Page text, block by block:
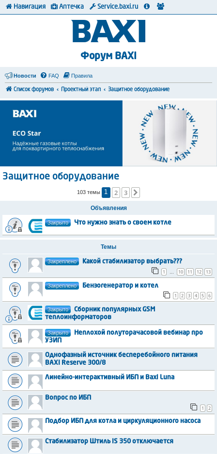
Форум BAXI
Новости FAQ Правила
Список форумов Проектный этап Защитное оборудование
Защитное оборудование
103 темы 1 2 3
Объявления
Закрыто Что нужно знать о своем котле
Темы
Закреплено
Какой стабилизатор выбрать???
1
… 10 11 12 13
Закреплено
Бензогенератор и котел
1
2 3 4 5 6
Закрыто
Сборник популярных GSM
теплоинформаторов
Закрыто
Неплохой полуторачасовой вебинар про
УЗИП
Однофазный источник бесперебойного питания
BAXI Reserve 300/8
Линейно-интерактивный ИБП и Baxi Luna
Вопрос по ИБП
1
2
Подбор ИБП для котла и циркуляционного насоса
Стабилизатор Штиль IS 350 отключается
Навигация Аптечка Service.baxi.ru